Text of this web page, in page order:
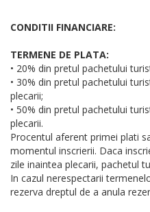
CONDITII FINANCIARE:
TERMENE DE PLATA:
• 20% din pretul pachetului
• 30% din pretul pachetului
plecarii;
• 50% din pretul pachetului
plecarii.
Procentul aferent primei plati
momentul inscrierii. Daca
zile inaintea plecarii, pachetul
In cazul nerespectarii
rezerva dreptul de a anula